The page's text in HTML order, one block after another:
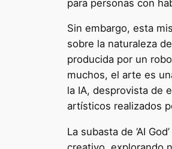
para personas con
Sin embargo, esta
sobre la naturaleza
producida por un
muchos, el arte es
la IA, desprovista de
artísticos realizados
La subasta de ‘AI